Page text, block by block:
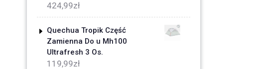
424,99zł
Quechua Tropik Część
Zamienna Do u Mh100
Ultrafresh 3 Os.
119,99zł